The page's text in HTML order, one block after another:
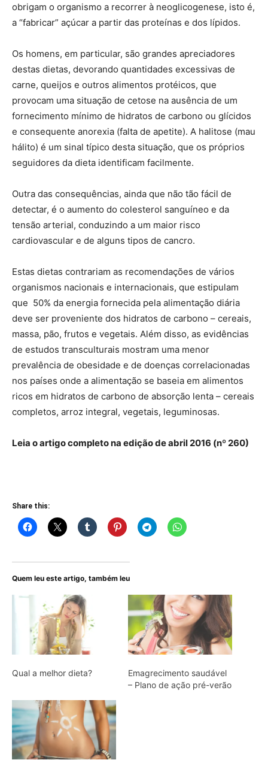
obrigam o organismo a recorrer à neoglicogenese, isto é,
a “fabricar” açúcar a partir das proteínas e dos lípidos.
Os homens, em particular, são grandes apreciadores
destas dietas, devorando quantidades excessivas de
carne, queijos e outros alimentos protéicos, que
provocam uma situação de cetose na ausência de um
fornecimento mínimo de hidratos de carbono ou glícidos
e consequente anorexia (falta de apetite). A halitose (mau
hálito) é um sinal típico desta situação, que os próprios
seguidores da dieta identificam facilmente.
Outra das consequências, ainda que não tão fácil de
detectar, é o aumento do colesterol sanguíneo e da
tensão arterial, conduzindo a um maior risco
cardiovascular e de alguns tipos de cancro.
Estas dietas contrariam as recomendações de vários
organismos nacionais e internacionais, que estipulam
que 50% da energia fornecida pela alimentação diária
deve ser proveniente dos hidratos de carbono – cereais,
massa, pão, frutos e vegetais. Além disso, as evidências
de estudos transculturais mostram uma menor
prevalência de obesidade e de doenças correlacionadas
nos países onde a alimentação se baseia em alimentos
ricos em hidratos de carbono de absorção lenta – cereais
completos, arroz integral, vegetais, leguminosas.
Leia o artigo completo na edição de abril 2016 (nº 260)
Share this:
Quem leu este artigo, também leu
Qual a melhor dieta?
Emagrecimento saudável
– Plano de ação pré-verão